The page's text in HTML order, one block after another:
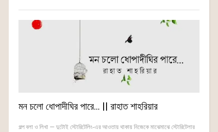
মন চলো ধোপাদীঘির পারে… || রাহাত শাহরিয়ার
গল্প বলা ও লিখা — দুটোই স্টোরিটেলিং-এর আওতায় থাকায় নিজেকে মাঝেমাঝে স্টোরিটেলার